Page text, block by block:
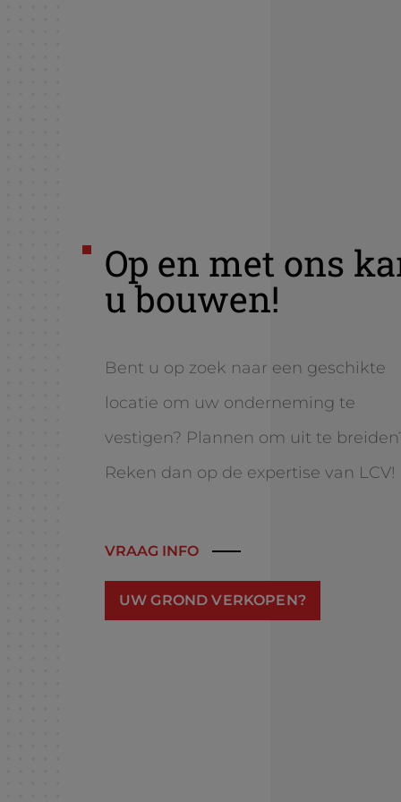
Op en met ons
u bouwen!
Bent u op zoek naar een geschikte
locatie om uw onderneming te
vestigen? Plannen om uit te
Reken dan op de expertise van LCV!
VRAAG INFO
UW GROND VERKOPEN?